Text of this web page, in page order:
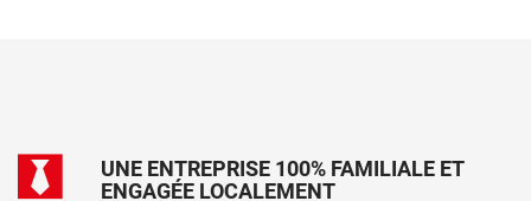
UNE ENTREPRISE 100% FAMILIALE ET
ENGAGÉE LOCALEMENT